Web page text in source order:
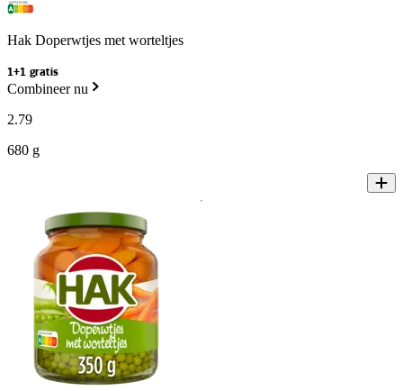
Hak Doperwtjes met worteltjes
1+1 gratis
Combineer nu
2.79
680 g